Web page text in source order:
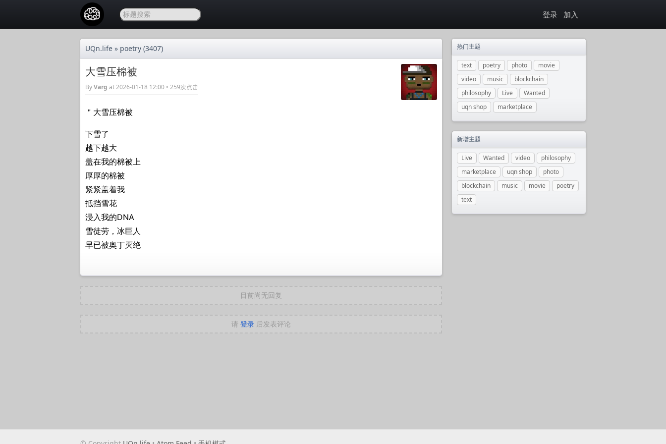
登录 加入
UQn.life » poetry (3407)
大雪压棉被
ByVarg at 2026-01-18 12:00 • 259次点击
＂大雪压棉被
下雪了
越下越大
盖在我的棉被上
厚厚的棉被
紧紧盖着我
抵挡雪花
浸入我的DNA
雪徒劳，冰巨人
早已被奥丁灭绝
目前尚无回复
请 登录 后发表评论
热门主题
text poetry photo
movie
video
music
blockchain
philosophy
Live
Wanted
uqn shop
marketplace
新增主题
Live Wanted video
philosophy
marketplace
uqn shop
photo
blockchain
music movie
poetry
text